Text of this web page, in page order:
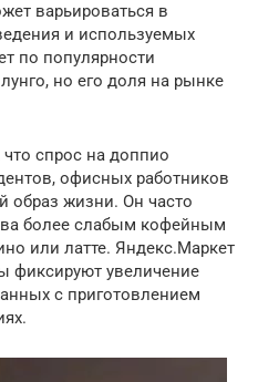
варьироваться в
и используемых
по популярности
но его доля на рынке
спрос на доппио
офисных работников
образ жизни. Он часто
более слабым кофейным
или латте. Яндекс.Маркет
фиксируют увеличение
с приготовлением